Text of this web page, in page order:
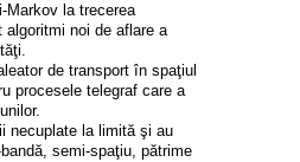
Markov la trecerea
algoritmi noi de aflare a
de transport în spaţiul
procesele telegraf care a
necuplate la limită şi au
semi-spaţiu, pătrime